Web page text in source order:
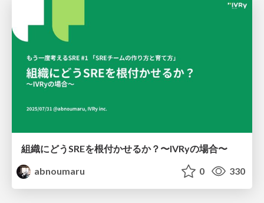
組織にどうSREを根付かせるか？〜IVRyの場合〜
abnoumaru
0 330